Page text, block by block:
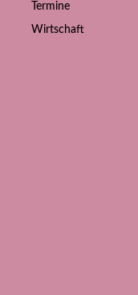
Termine
Wirtschaft